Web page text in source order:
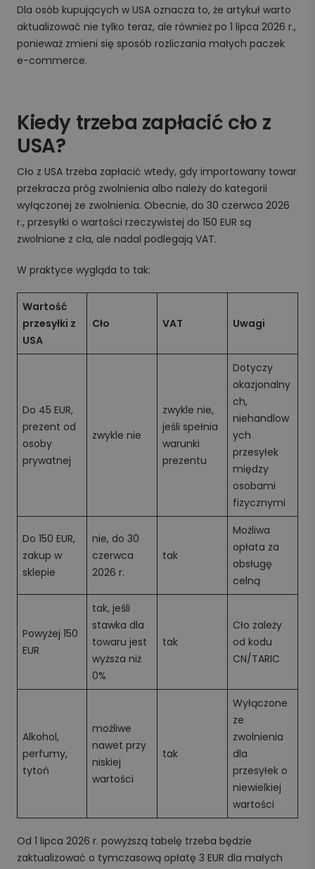
Dla osób kupujących w USA oznacza to, że artykuł warto
aktualizować nie tylko teraz, ale również po 1 lipca 2026 r.,
ponieważ zmieni się sposób rozliczania małych paczek
e-commerce.
Kiedy trzeba zapłacić cło z
USA?
Cło z USA trzeba zapłacić wtedy, gdy importowany towar
przekracza próg zwolnienia albo należy do kategorii
wyłączonej ze zwolnienia. Obecnie, do 30 czerwca 2026
r., przesyłki o wartości rzeczywistej do 150 EUR są
zwolnione z cła, ale nadal podlegają VAT.
W praktyce wygląda to tak:
Wartość
przesyłki z
USA
Cło VAT Uwagi
Do 45 EUR,
prezent od
osoby
prywatnej
zwykle nie
zwykle nie,
jeśli spełnia
warunki
prezentu
Dotyczy
okazjonalny
ch,
niehandlow
ych
przesyłek
między
osobami
fizycznymi
Do 150 EUR,
zakup w
sklepie
nie, do 30
czerwca
2026 r.
tak
Możliwa
opłata za
obsługę
celną
Powyżej 150
EUR
tak, jeśli
stawka dla
towaru jest
wyższa niż
0%
tak
Cło zależy
od kodu
CN/TARIC
Alkohol,
perfumy,
tytoń
możliwe
nawet przy
niskiej
wartości
tak
Wyłączone
ze
zwolnienia
dla
przesyłek o
niewielkiej
wartości
Od 1 lipca 2026 r. powyższą tabelę trzeba będzie
zaktualizować o tymczasową opłatę 3 EUR dla małych